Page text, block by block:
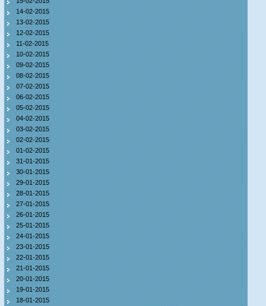
14-02-2015
13-02-2015
12-02-2015
11-02-2015
10-02-2015
09-02-2015
08-02-2015
07-02-2015
06-02-2015
05-02-2015
04-02-2015
03-02-2015
02-02-2015
01-02-2015
31-01-2015
30-01-2015
29-01-2015
28-01-2015
27-01-2015
26-01-2015
25-01-2015
24-01-2015
23-01-2015
22-01-2015
21-01-2015
20-01-2015
19-01-2015
18-01-2015